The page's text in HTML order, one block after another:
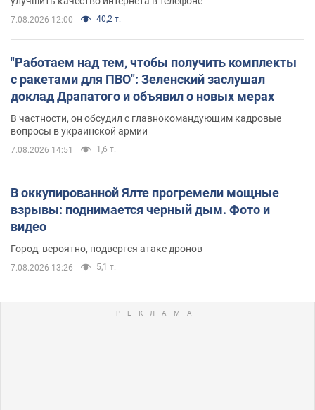
7.08.2026 12:00 40,2 т.
"Работаем над тем, чтобы получить комплекты
с ракетами для ПВО": Зеленский заслушал
доклад Драпатого и объявил о новых мерах
В частности, он обсудил с главнокомандующим кадровые
вопросы в украинской армии
7.08.2026 14:51 1,6 т.
В оккупированной Ялте прогремели мощные
взрывы: поднимается черный дым. Фото и
видео
Город, вероятно, подвергся атаке дронов
7.08.2026 13:26 5,1 т.